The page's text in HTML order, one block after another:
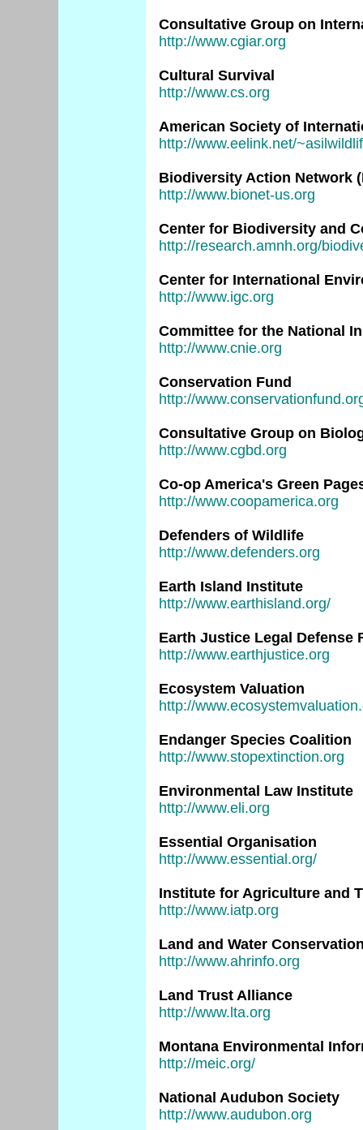
Consultative Group on
http://www.cgiar.org
Cultural Survival
http://www.cs.org
American Society of
http://www.eelink.net/
Biodiversity Action Network
http://www.bionet-us.org
Center for Biodiversity and
http://research.amnh.org/
Center for International
http://www.igc.org
Committee for the National
http://www.cnie.org
Conservation Fund
http://
Consultative Group on
http://www.cgbd.org
Co-op America's Green
http://www.coopamerica.org
Defenders of Wildlife
http://www.defenders.org
Earth Island Institute
http://www.earthisland.org/
Earth Justice Legal Defense
http://www.earthjustice.org
Ecosystem Valuation
http://
Endanger Species Coalition
http://www.stopextinction.org
Environmental Law Institute
http://www.eli.org
Essential Organisation
http://www.essential.org/
Institute for Agriculture and
http://www.iatp.org
Land and Water
http://www.ahrinfo.org
Land Trust Alliance
http://www.lta.org
Montana Environmental
http://meic.org/
National Audubon Society
http://www.audubon.org